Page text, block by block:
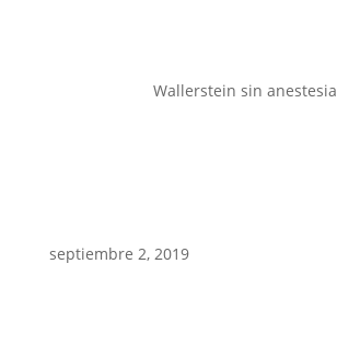
Wallerstein sin anestesia
septiembre 2, 2019